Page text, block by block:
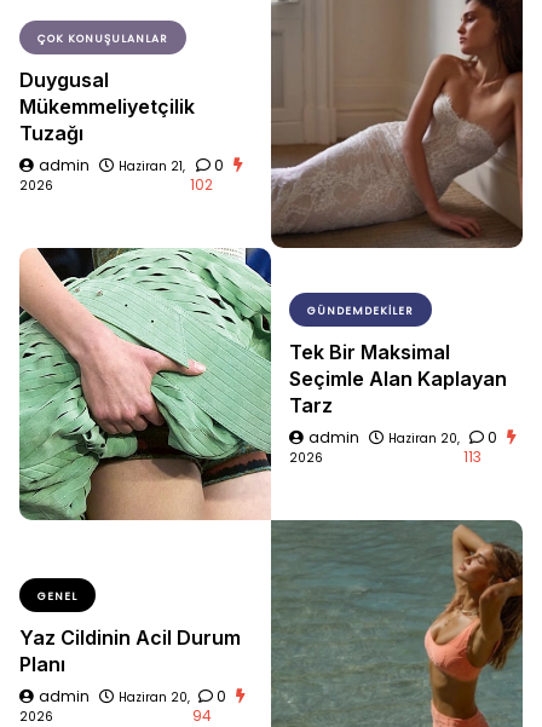
ÇOK KONUŞULANLAR
Duygusal
Mükemmeliyetçilik
Tuzağı
admin
Haziran 21,
2026
0
102
GÜNDEMDEKILER
Tek Bir Maksimal
Seçimle Alan Kaplayan
Tarz
admin
Haziran 20,
2026
0
113
GENEL
Yaz Cildinin Acil Durum
Planı
admin
Haziran 20,
2026
0
94